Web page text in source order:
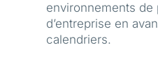
environnements de
d’entreprise en
calendriers.